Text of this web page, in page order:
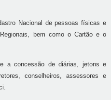
Nacional de pessoas físicas e
bem como o Cartão e o
a concessão de diárias, jetons e
conselheiros, assessores e